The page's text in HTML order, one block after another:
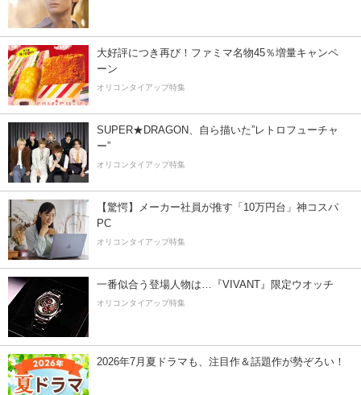
大好評につき再び！ファミマ名物45％増量キャンペ
ーン
オリコンタイアップ特集
SUPER★DRAGON、自ら描いた”レトロフューチャ
ー”
オリコンタイアップ特集
【驚愕】メーカー社員が推す「10万円台」神コスパ
PC
オリコンタイアップ特集
一番似合う登場人物は…『VIVANT』限定ウオッチ
オリコンタイアップ特集
2026年7月夏ドラマも、注目作＆話題作が勢ぞろい！